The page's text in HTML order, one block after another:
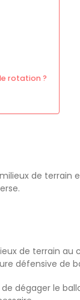
rotation ?
de
de terrain
défensive de
dégager le